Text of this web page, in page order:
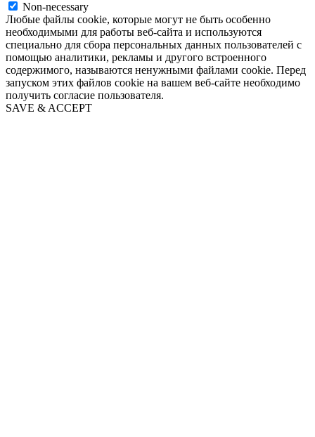
Non-necessary
Любые файлы cookie, которые могут не быть особенно
необходимыми для работы веб-сайта и используются
специально для сбора персональных данных пользователей с
помощью аналитики, рекламы и другого встроенного
содержимого, называются ненужными файлами cookie. Перед
запуском этих файлов cookie на вашем веб-сайте необходимо
получить согласие пользователя.
SAVE & ACCEPT